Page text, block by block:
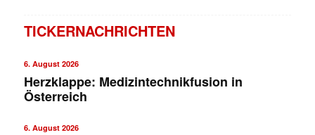
TICKERNACHRICHTEN
6. August 2026
Herzklappe: Medizintechnikfusion in
Österreich
6. August 2026